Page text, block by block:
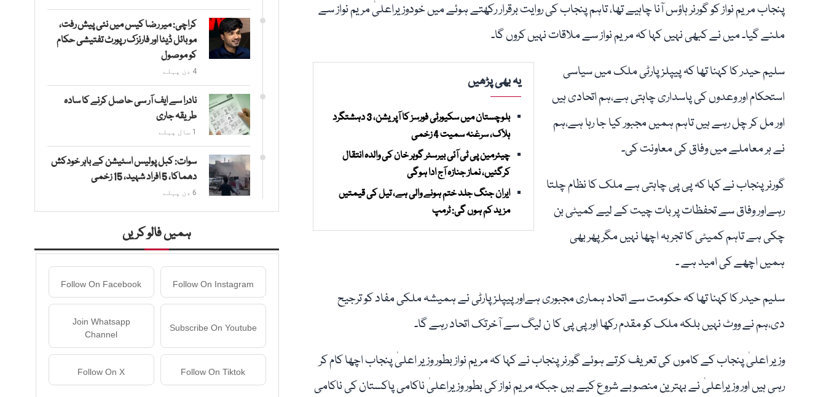
پنجاب مریم نواز کو گورنر ہاؤس آنا چاہیے تھا، تاہم پنجاب کی روایت برقرار رکھتے ہوئے میں خودوزیراعلیٰ مریم نواز سے
ملنے گیا۔ میں نے کبھی نہیں کہا کہ مریم نواز سے ملاقات نہیں کروں گا۔
یہ بھی پڑھیں
بلوچستان میں سکیورٹی فورسز کا آپریشن، 3 دہشتگرد
ہلاک، سرغنہ سمیت 4 زخمی
چیئرمین پی ٹی آئی بیرسٹر گوہر خان کی والدہ انتقال
کرگئیں، نماز جنازہ آج ادا ہوگی
ایران جنگ جلد ختم ہونے والی ہے، تیل کی قیمتیں
مزید کم ہوں گی: ٹرمپ
سلیم حیدر کا کہنا تھا کہ پیپلز پارٹی ملک میں سیاسی
استحکام اور وعدوں کی پاسداری چاہتی ہے،ہم اتحادی ہیں
اور مل کر چل رہے ہیں تاہم ہمیں مجبور کیا جا رہا ہے،ہم
نے ہر معاملے میں وفاق کی معاونت کی۔
گورنر پنجاب نے کہا کہ پی پی چاہتی ہے ملک کا نظام چلتا
رہےاور وفاق سے تحفظات پر بات چیت کے لیے کمیٹی بن
چکی ہے تاہم کمیٹی کا تجربہ اچھا نہیں مگر پھر بھی
ہمیں اچھے کی امید ہے ۔
سلیم حیدر کا کہنا تھا کہ حکومت سے اتحاد ہماری مجبوری ہےاور پیپلز پارٹی نے ہمیشہ ملکی مفاد کو ترجیح
دی،ہم نے ووٹ نہیں بلکہ ملک کو مقدم رکھا اور پی پی کا ن لیگ سے آخرتک اتحاد رہے گا۔
وزیر اعلیٰ پنجاب کے کاموں کی تعریف کرتے ہوئے گورنر پنجاب نے کہا کہ مریم نواز بطور وزیر اعلیٰ پنجاب اچھا کام کر
رہی ہیں اور وزیراعلیٰ نے بہترین منصوبے شروع کیے ہیں جبکہ مریم نواز کی بطور وزیراعلیٰ ناکامی پاکستان کی ناکامی
کراچی: میر رضا کیس میں نئی پیش رفت،
موبائل ڈیٹا اور فارنزک رپورٹ تفتیشی حکام
کو موصول
4 دن پہلے
نادرا سے ایف آر سی حاصل کرنے کا سادہ
طریقہ جاری
1 سال پہلے
سوات: کبل پولیس اسٹیشن کے باہر خودکش
دھماکا، 5 افراد شہید، 15 زخمی
6 دن پہلے
ہمیں فالو کریں
Follow On Instagram
Follow On Facebook
Subscribe On Youtube
Join Whatsapp
Channel
Follow On Tiktok
Follow On X